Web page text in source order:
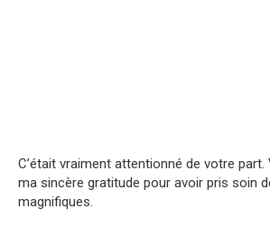
C’était vraiment attentionné de votre
ma sincère gratitude pour avoir pris soin
magnifiques.